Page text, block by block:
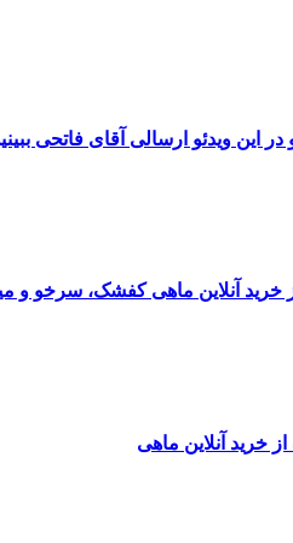
این ویدئو ارسالی آقای فاتحی
خرید آنلاین ماهی کفشک، سرخو و
خرید آنلاین ماهی